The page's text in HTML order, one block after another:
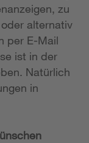
zu
alternativ
per E-Mail
ist in der
Natürlich
in